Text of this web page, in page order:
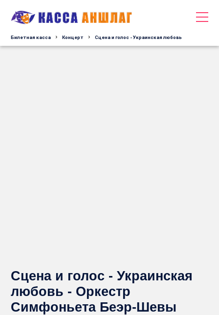
Билетная касса Концерт Сцена и голос - Украинская любовь
Сцена и голос - Украинская
любовь - Оркестр
Симфоньета Беэр-Шевы